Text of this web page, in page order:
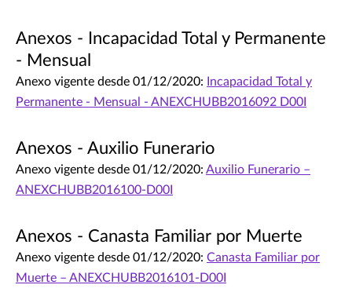
Anexos - Incapacidad Total y Permanente
- Mensual
Anexo vigente desde 01/12/2020:
Incapacidad Total y
Permanente - Mensual - ANEXCHUBB2016092 D00I
Anexos - Auxilio Funerario
Anexo vigente desde 01/12/2020: Auxilio Funerario –
ANEXCHUBB2016100-D00I
Anexos - Canasta Familiar por Muerte
Anexo vigente desde 01/12/2020: Canasta Familiar por
Muerte – ANEXCHUBB2016101-D00I